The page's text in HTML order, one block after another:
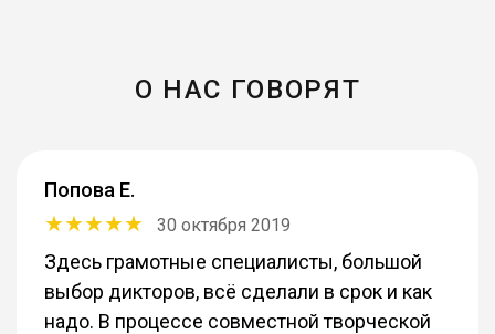
О НАС ГОВОРЯТ
Попова Е.
30 октября 2019
Здесь грамотные специалисты, большой
выбор дикторов, всё сделали в срок и как
надо. В процессе совместной творческой